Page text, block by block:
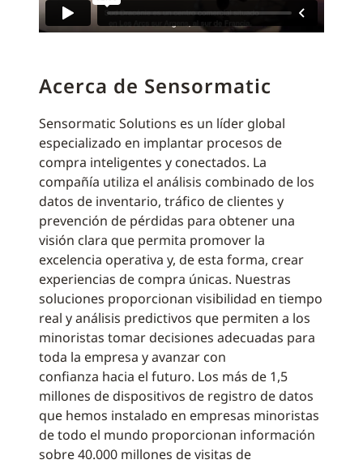
Acerca de Sensormatic
Sensormatic Solutions es un líder global
especializado en implantar procesos de
compra inteligentes y conectados. La
compañía utiliza el análisis combinado de los
datos de inventario, tráfico de clientes y
prevención de pérdidas para obtener una
visión clara que permita promover la
excelencia operativa y, de esta forma, crear
experiencias de compra únicas. Nuestras
soluciones proporcionan visibilidad en tiempo
real y análisis predictivos que permiten a los
minoristas tomar decisiones adecuadas para
toda la empresa y avanzar con
confianza hacia el futuro. Los más de 1,5
millones de dispositivos de registro de datos
que hemos instalado en empresas minoristas
de todo el mundo proporcionan información
sobre 40.000 millones de visitas de